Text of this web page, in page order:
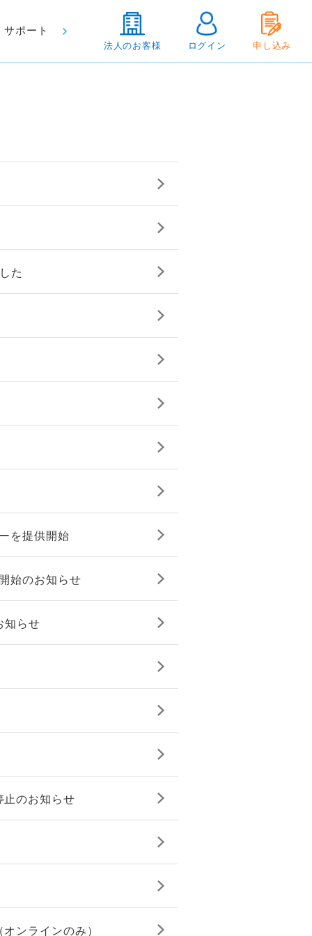
サポート
法人のお客様 ログイン 申し込み
た
を提供開始
始のお知らせ
知らせ
止のお知らせ
ンラインのみ）